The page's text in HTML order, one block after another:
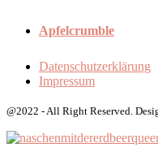
Apfelcrumble
Datenschutzerklärung
Impressum
@2022 - All Right Reserved.